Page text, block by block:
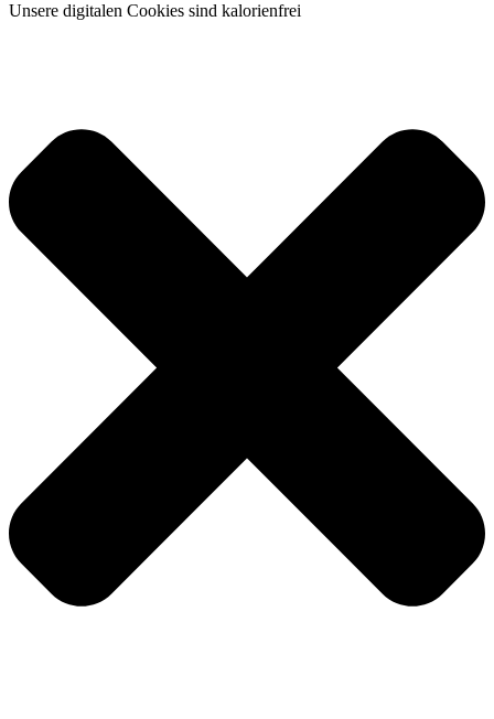
Unsere digitalen Cookies sind kalorienfrei